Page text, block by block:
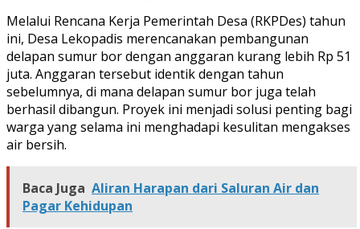
Melalui Rencana Kerja Pemerintah Desa (RKPDes) tahun
ini, Desa Lekopadis merencanakan pembangunan
delapan sumur bor dengan anggaran kurang lebih Rp 51
juta. Anggaran tersebut identik dengan tahun
sebelumnya, di mana delapan sumur bor juga telah
berhasil dibangun. Proyek ini menjadi solusi penting bagi
warga yang selama ini menghadapi kesulitan mengakses
air bersih.
Baca Juga Aliran Harapan dari Saluran Air dan
Pagar Kehidupan